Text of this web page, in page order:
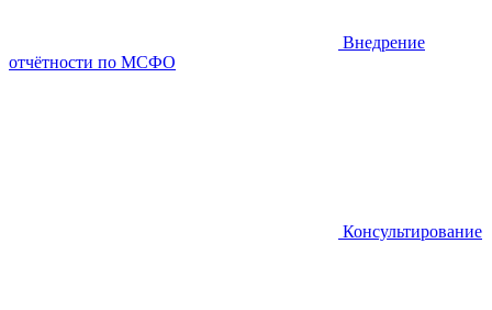
Внедрение
отчётности по МСФО
Консультирование